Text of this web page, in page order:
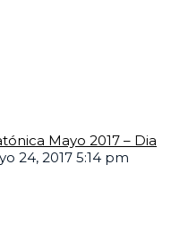
Mayo 2017 – Dia
24, 2017 5:14 pm